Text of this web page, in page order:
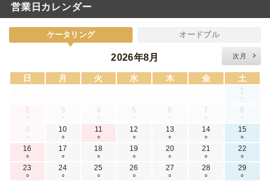
営業日カレンダー
ケータリング オードブル
2026年8月 次月
日 月 火 水 木 金 土
1
×
2
×
3
×
4
×
5
×
6
×
7
×
8
×
9
×
10
○
11
○
12
○
13
○
14
○
15
○
16
○
17
○
18
○
19
○
20
○
21
○
22
○
23
○
24
○
25
○
26
○
27
○
28
○
29
○